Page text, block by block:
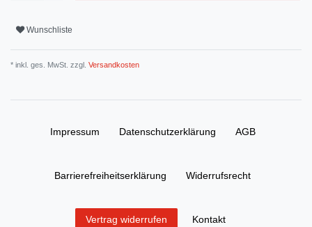
Wunschliste
* inkl. ges. MwSt. zzgl. Versandkosten
Impressum Daten­schutz­erklärung AGB
Barrierefreiheitserklärung Widerrufs­recht
Vertrag widerrufen Kontakt